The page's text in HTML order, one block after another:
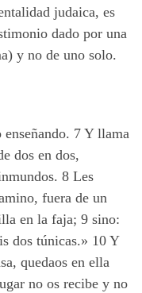
judaica, es
dado por una
y no de uno solo.
7 Y llama
dos en dos,
8 Les
fuera de un
en la faja; 9 sino:
dos túnicas.» 10 Y
quedaos en ella
no os recibe y no